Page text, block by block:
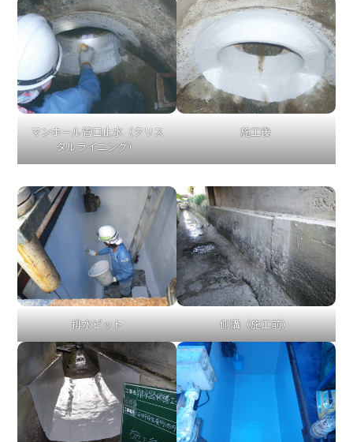
マンホール管口止水（クリス
タルライニング）
施工後
排水ピット 側溝（施工前）